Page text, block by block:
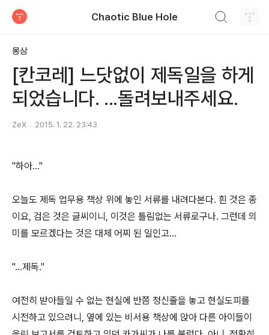
Chaotic Blue Hole
몽상
[칸코레] 느닷없이 제독일을 하게
되었습니다. ...돌려보내주세요.
ZeX 2015. 1. 22. 23:43
"하아..."
오늘도 제독 업무용 책상 위에 놓인 서류를 내려다본다. 흰 것은 종
이요, 검은 것은 글씨이니, 이것은 틀림없는 서류로구나. 그런데 의
미를 모르겠다는 것은 대체 어찌 된 일인고...
"...제독."
여전히 받아들일 수 없는 현실에 반쯤 정신줄을 놓고 현실도피를
시전하고 있으려니, 옆에 있는 비서용 책상에 앉아 다른 아이들이